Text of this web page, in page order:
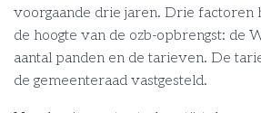
voorgaande drie jaren. Drie factoren
de hoogte van de ozb-opbrengst: de
aantal panden en de tarieven. De
de gemeenteraad vastgesteld.